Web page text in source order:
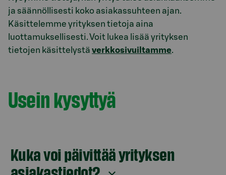
ja säännöllisesti koko asiakassuhteen ajan.
Käsittelemme yrityksen tietoja aina
luottamuksellisesti. Voit lukea lisää yrityksen
tietojen käsittelystä verkkosivuiltamme.
Usein kysyttyä
Kuka voi päivittää yrityksen